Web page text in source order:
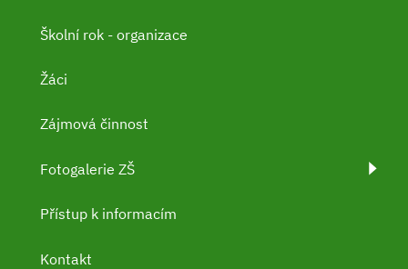
Školní rok - organizace
Žáci
Zájmová činnost
Fotogalerie ZŠ
Přístup k informacím
Kontakt